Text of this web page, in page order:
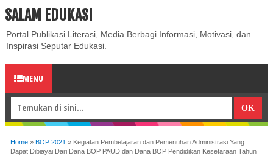
ABOUT CONTACT US
SALAM EDUKASI
Portal Publikasi Literasi, Media Berbagi Informasi, Motivasi, dan
Inspirasi Seputar Edukasi.
MENU
Home » BOP 2021 » Kegiatan Pembelajaran dan Pemenuhan Administrasi Yang
Dapat Dibiayai Dari Dana BOP PAUD dan Dana BOP Pendidikan Kesetaraan Tahun